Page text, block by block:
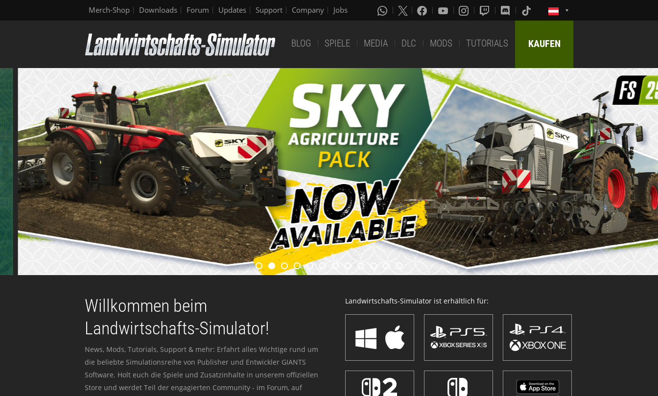
Merch-Shop Downloads Forum Updates Support Company Jobs
BLOG SPIELE MEDIA DLC MODS TUTORIALS KAUFEN
Willkommen beim
Landwirtschafts-Simulator!
News, Mods, Tutorials, Support & mehr: Erfahrt alles Wichtige rund um
die beliebte Simulationsreihe von Publisher und Entwickler GIANTS
Software. Holt euch die Spiele und Zusatzinhalte in unserem offiziellen
Store und werdet Teil der engagierten Community - im Forum, auf
Landwirtschafts-Simulator ist erhältlich für: